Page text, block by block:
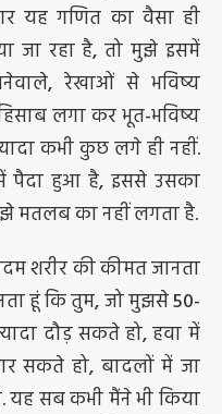
यह गणित का वैसा ही
जा रहा है, तो मुझे इसमें
रेखाओं से भविष्य
लगा कर भूत-भविष्य
कभी कुछ लगे ही नहीं.
पैदा हुआ है, इससे उसका
मतलब का नहीं लगता है.
शरीर की कीमत जानता
हूं कि तुम, जो मुझसे 50-
दौड़ सकते हो, हवा में
सकते हो, बादलों में जा
यह सब कभी मैंने भी किया